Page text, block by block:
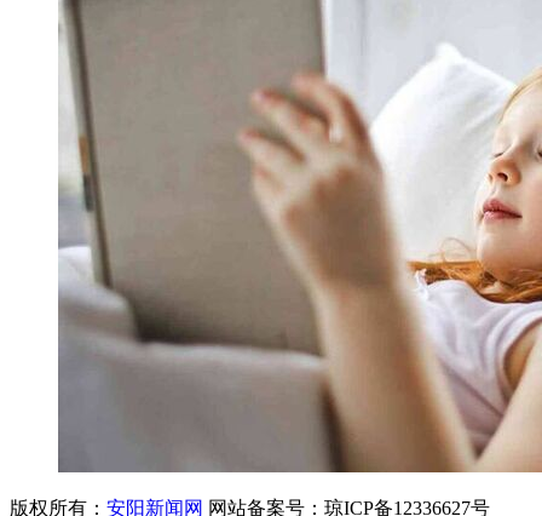
版权所有： 安阳新闻网 网站备案号：琼ICP备12336627号